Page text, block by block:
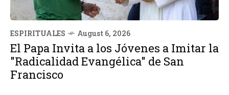
ESPIRITUALES August 6, 2026
El Papa Invita a los Jóvenes a Imitar la
"Radicalidad Evangélica" de San
Francisco